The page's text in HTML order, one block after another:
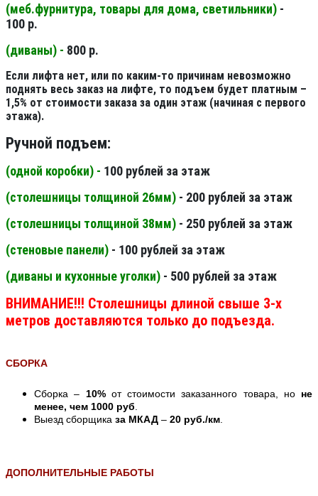
(меб.фурнитура, товары для дома, светильники) -
100 р.
(диваны) - 800 р.
Если лифта нет, или по каким-то причинам невозможно
поднять весь заказ на лифте, то подъем будет платным –
1,5% от стоимости заказа за один этаж (начиная с первого
этажа).
Ручной подъем:
(одной коробки) - 100 рублей за этаж
(столешницы толщиной 26мм) - 200 рублей за этаж
(столешницы толщиной 38мм) - 250 рублей за этаж
(стеновые панели) - 100 рублей за этаж
(диваны и кухонные уголки) - 500 рублей за этаж
ВНИМАНИЕ!!! Столешницы длиной свыше 3-х
метров доставляются только до подъезда.
СБОРКА
Сборка – 10%от стоимости заказанного товара, но не
менее, чем 1000 руб
Выезд сборщика за МКАД – 20 руб./км
ДОПОЛНИТЕЛЬНЫЕ РАБОТЫ